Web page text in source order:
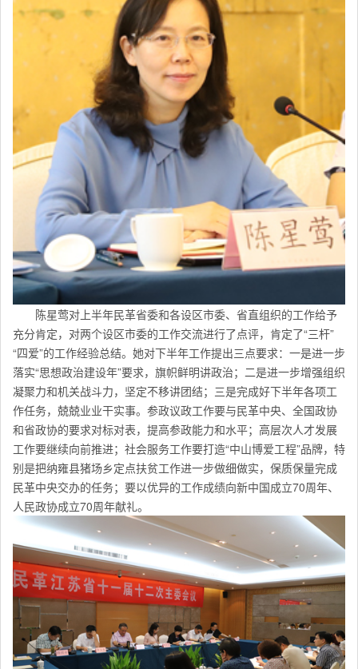
陈星莺对上半年民革省委和各设区市委、省直组织的工作给予
充分肯定，对两个设区市委的工作交流进行了点评，肯定了“三杆”
“四爱”的工作经验总结。她对下半年工作提出三点要求：一是进一步
落实“思想政治建设年”要求，旗帜鲜明讲政治；二是进一步增强组织
凝聚力和机关战斗力，坚定不移讲团结；三是完成好下半年各项工
作任务，兢兢业业干实事。参政议政工作要与民革中央、全国政协
和省政协的要求对标对表，提高参政能力和水平；高层次人才发展
工作要继续向前推进；社会服务工作要打造“中山博爱工程”品牌，特
别是把纳雍县猪场乡定点扶贫工作进一步做细做实，保质保量完成
民革中央交办的任务；要以优异的工作成绩向新中国成立70周年、
人民政协成立70周年献礼。